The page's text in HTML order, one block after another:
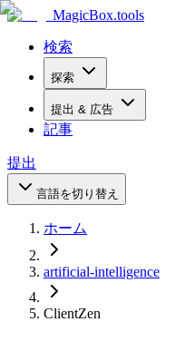
MagicBox.tools
検索
探索
提出 & 広告
記事
提出
言語を切り替え
ホーム
artificial-intelligence
ClientZen